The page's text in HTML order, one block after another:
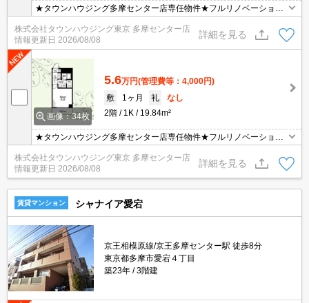
★タウンハウジング多摩センター店専任物件★フルリノベーション
★ネット使用料無料★礼金なし★経済的な都市ガス★宅配ボックス
★オートロック★敷地内駐車場★
株式会社タウンハウジング東京 多摩センター店
情報更新日 2026/08/08
詳細を見る
画像：34枚
5.6万円(管理費等：4,000円)
敷
1ヶ月 礼
なし
2階
1K 19.84m²
★タウンハウジング多摩センター店専任物件★フルリノベーション
★ネット使用料無料★礼金なし★経済的な都市ガス★宅配ボックス
★オートロック★敷地内駐車場★
株式会社タウンハウジング東京 多摩センター店
情報更新日 2026/08/08
詳細を見る
賃貸マンション シャナイア愛宕
京王相模原線/京王多摩センター駅 徒歩8分
東京都多摩市愛宕４丁目
築23年
3階建